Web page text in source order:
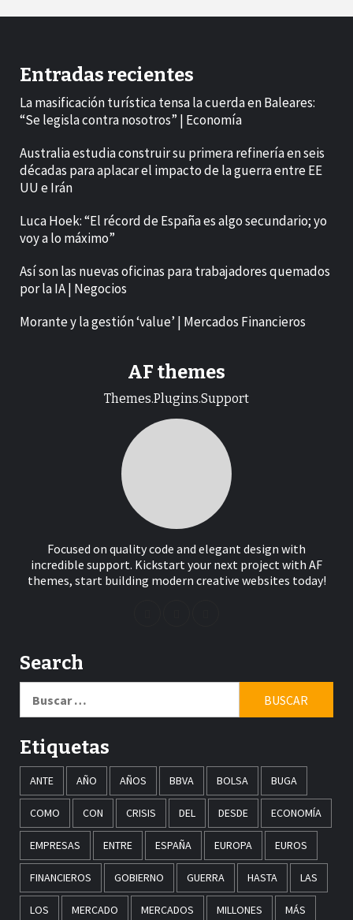
Entradas recientes
La masificación turística tensa la cuerda en Baleares:
“Se legisla contra nosotros” | Economía
Australia estudia construir su primera refinería en seis
décadas para aplacar el impacto de la guerra entre EE
UU e Irán
Luca Hoek: “El récord de España es algo secundario; yo
voy a lo máximo”
Así son las nuevas oficinas para trabajadores quemados
por la IA | Negocios
Morante y la gestión ‘value’ | Mercados Financieros
AF themes
Themes.Plugins.Support
Focused on quality code and elegant design with
incredible support. Kickstart your next project with AF
themes, start building modern creative websites today!
Search
Etiquetas
ANTE AÑO AÑOS BBVA BOLSA BUGA
COMO CON CRISIS DEL DESDE ECONOMÍA
EMPRESAS ENTRE ESPAÑA EUROPA EUROS
FINANCIEROS GOBIERNO GUERRA HASTA LAS
LOS MERCADO MERCADOS MILLONES MÁS